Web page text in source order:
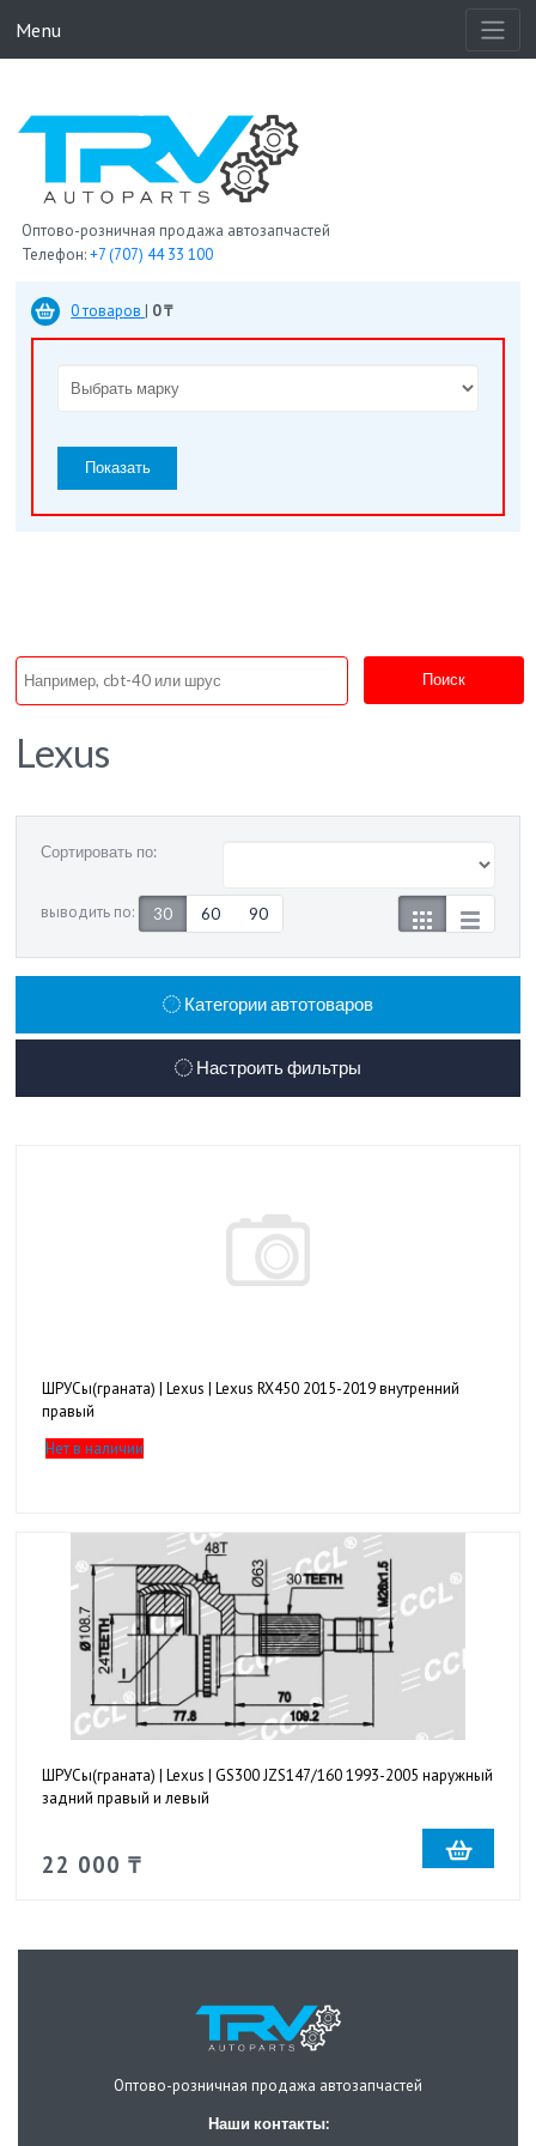
Menu
Оптово-розничная продажа автозапчастей
Телефон:+7 (707) 44 33 100
0 товаров | 0 ₸
Показать
Поиск
Lexus
Сортировать по:
выводить по: 30 60 90
Категории автотоваров
Настроить фильтры
ШРУСы(граната) | Lexus | Lexus RX450 2015-2019 внутренний
правый
Нет в наличии
ШРУСы(граната) | Lexus | GS300 JZS147/160 1993-2005 наружный
задний правый и левый
22 000 ₸
Оптово-розничная продажа автозапчастей
Наши контакты: